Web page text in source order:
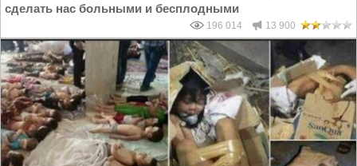
сделать нас больными и бесплодными
196 014 13 900